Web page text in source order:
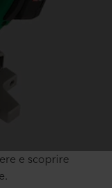
e scoprire